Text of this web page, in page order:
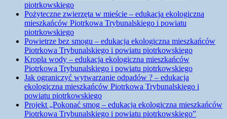
piotrkowskiego
Pożyteczne zwierzęta w mieście – edukacja ekologiczna
mieszkańców Piotrkowa Trybunalskiego i powiatu
piotrkowskiego
Powietrze bez smogu – edukacja ekologiczna mieszkańców
Piotrkowa Trybunalskiego i powiatu piotrkowskiego
Kropla wody – edukacja ekologiczna mieszkańców
Piotrkowa Trybunalskiego i powiatu piotrkowskiego
Jak ograniczyć wytwarzanie odpadów ? – edukacja
ekologiczna mieszkańców Piotrkowa Trybunalskiego i
powiatu piotrkowskiego
Projekt „Pokonać smog – edukacja ekologiczna mieszkańców
Piotrkowa Trybunalskiego i powiatu piotrkowskiego”